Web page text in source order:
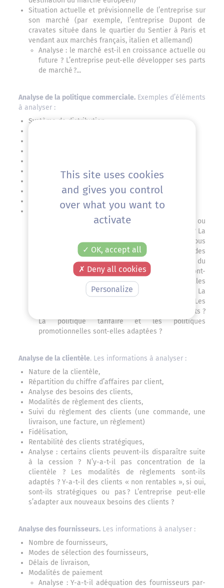
Situation actuelle et prévisionnelle de l’entreprise sur
son marché (par exemple, l’entreprise Dupont de
cravates située dans le quartier du Sentier à Paris et
vendant aux marchés français, italien et allemand)
Analyse : le marché est-il en croissance actuelle ou
future ? L’entreprise peut-elle développer ses parts
de marché?...
Analyse de la politique commerciale. Exemples d’éléments
à analyser :
Système de distribution,
Outil de mesure de la satisfaction client,
Supports de publicité utilisés,
Politique tarifaire,
Politique promotionnelle,
Participation à des salons
Analyse : la politique tarifaire est-elles adaptée ou
adaptable aux attentes des clients / prospects ? La
politique commerciale permet-elle de cibler tous
les prospects ? Les clients sont-ils satisfaits des
délais de livraison, des modes de distribution, du
SAV… ? Les conditions générales de vente sont-
elles compréhensibles ? Les factures sont-elles
claires ? Arrivent-elles aux bonnes personnes ? La
force de vente est-elle adaptée aux résultats ? Les
circuits de distribution sont-ils les plus pertinents ?
La politique tarifaire et les politiques
promotionnelles sont-elles adaptées ?
Analyse de la clientèle. Les informations à analyser :
Nature de la clientèle,
Répartition du chiffre d’affaires par client,
Analyse des besoins des clients,
Modalités de règlement des clients,
Suivi du règlement des clients (une commande, une
livraison, une facture, un règlement)
Fidélisation,
Rentabilité des clients stratégiques,
Analyse : certains clients peuvent-ils disparaître suite
à la cession ? N’y-a-t-il pas concentration de la
clientèle ? Les modalités de règlements sont-ils
adaptés ? Y-a-t-il des clients « non rentables », si oui,
sont-ils stratégiques ou pas? L’entreprise peut-elle
s’adapter aux nouveaux besoins des clients ?
Analyse des fournisseurs. Les informations à analyser :
Nombre de fournisseurs,
Modes de sélection des fournisseurs,
Délais de livraison,
Modalités de paiement
Analyse : Y-a-t-il adéquation des fournisseurs par-
This site uses cookies
and gives you control
over what you want to
activate
OK, accept all
Deny all cookies
Personalize